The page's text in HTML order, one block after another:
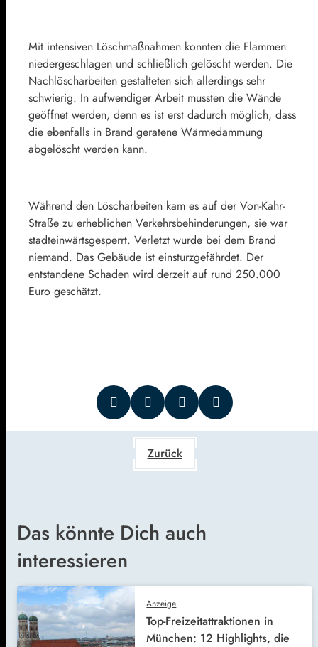
Mit intensiven Löschmaßnahmen konnten die Flammen
niedergeschlagen und schließlich gelöscht werden. Die
Nachlöscharbeiten gestalteten sich allerdings sehr
schwierig. In aufwendiger Arbeit mussten die Wände
geöffnet werden, denn es ist erst dadurch möglich, dass
die ebenfalls in Brand geratene Wärmedämmung
abgelöscht werden kann.
Während den Löscharbeiten kam es auf der Von-Kahr-
Straße zu erheblichen Verkehrsbehinderungen, sie war
stadteinwärtsgesperrt. Verletzt wurde bei dem Brand
niemand. Das Gebäude ist einsturzgefährdet. Der
entstandene Schaden wird derzeit auf rund 250.000
Euro geschätzt.
Zurück
Das könnte Dich auch
interessieren
Anzeige
Top-Freizeitattraktionen in
München: 12 Highlights, die